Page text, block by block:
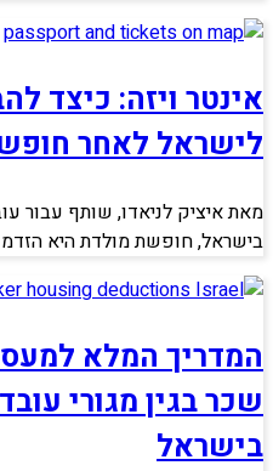
אינטר ויזה: כיצד
לישראל לאחר
מאת איציק לניאדו, שותף עבור
בישראל, חופשת מולדת היא
המדריך המלא
שכר בגין מגורי
בישראל